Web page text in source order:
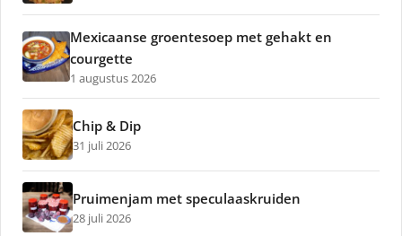
Mexicaanse groentesoep met gehakt en
courgette
1 augustus 2026
Chip & Dip
31 juli 2026
Pruimenjam met speculaaskruiden
28 juli 2026